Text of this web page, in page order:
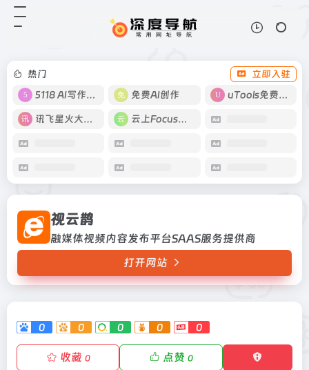
热门
立即入驻
5118 AI写作工具
免费AI创作 uTools免费工具箱
讯飞星火大模型 云上Focus接码
视云鹊
融媒体视频内容发布平台SAAS服务提供商
打开网站
0 0 0 0 0
收藏 0 点赞 0